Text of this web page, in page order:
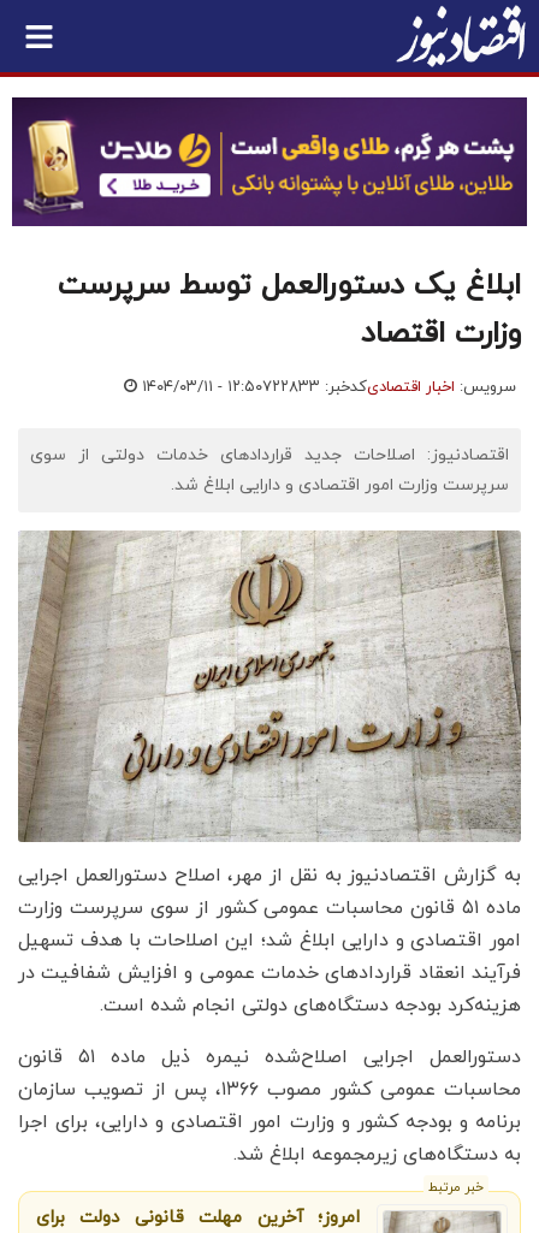
ابلاغ یک دستورالعمل توسط سرپرست
وزارت اقتصاد
سرویس: اخبار اقتصادیکدخبر: ۷۲۲۸۳۳ ۱۴۰۴/۰۳/۱۱ - ۱۲:۵۰
اقتصادنیوز: اصلاحات جدید قراردادهای خدمات دولتی از سوی
سرپرست وزارت امور اقتصادی و دارایی ابلاغ شد.
به گزارش اقتصادنیوز به نقل از مهر، اصلاح دستورالعمل اجرایی
ماده ۵۱ قانون محاسبات عمومی کشور از سوی سرپرست وزارت
امور اقتصادی و دارایی ابلاغ شد؛ این اصلاحات با هدف تسهیل
فرآیند انعقاد قراردادهای خدمات عمومی و افزایش شفافیت در
هزینه‌کرد بودجه دستگاه‌های دولتی انجام شده است.
دستورالعمل اجرایی اصلاح‌شده نیمره ذیل ماده ۵۱ قانون
محاسبات عمومی کشور مصوب ۱۳۶۶، پس از تصویب سازمان
برنامه و بودجه کشور و وزارت امور اقتصادی و دارایی، برای اجرا
به دستگاه‌های زیرمجموعه ابلاغ شد.
خبر مرتبط
امروز؛ آخرین مهلت قانونی دولت برای